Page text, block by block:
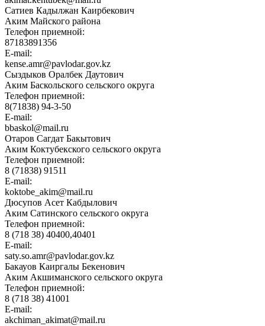
Сатиев Кадылжан Каирбекович
Аким Майского района
Телефон приемной:
87183891356
E-mail:
kense.amr@pavlodar.gov.kz
Сыздыков Оралбек Даутович
Аким Баскольского сельского округа
Телефон приемной:
8(71838) 94-3-50
E-mail:
bbaskol@mail.ru
Отаров Сагдат Бакытович
Аким Коктубекского сельского округа
Телефон приемной:
8 (71838) 91511
E-mail:
koktobe_akim@mail.ru
Дюсупов Асет Кабдылович
Аким Сатинского сельского округа
Телефон приемной:
8 (718 38) 40400,40401
E-mail:
saty.so.amr@pavlodar.gov.kz
Бакауов Каиргалы Бекенович
Аким Акшиманского сельского округа
Телефон приемной:
8 (718 38) 41001
E-mail:
akchiman_akimat@mail.ru